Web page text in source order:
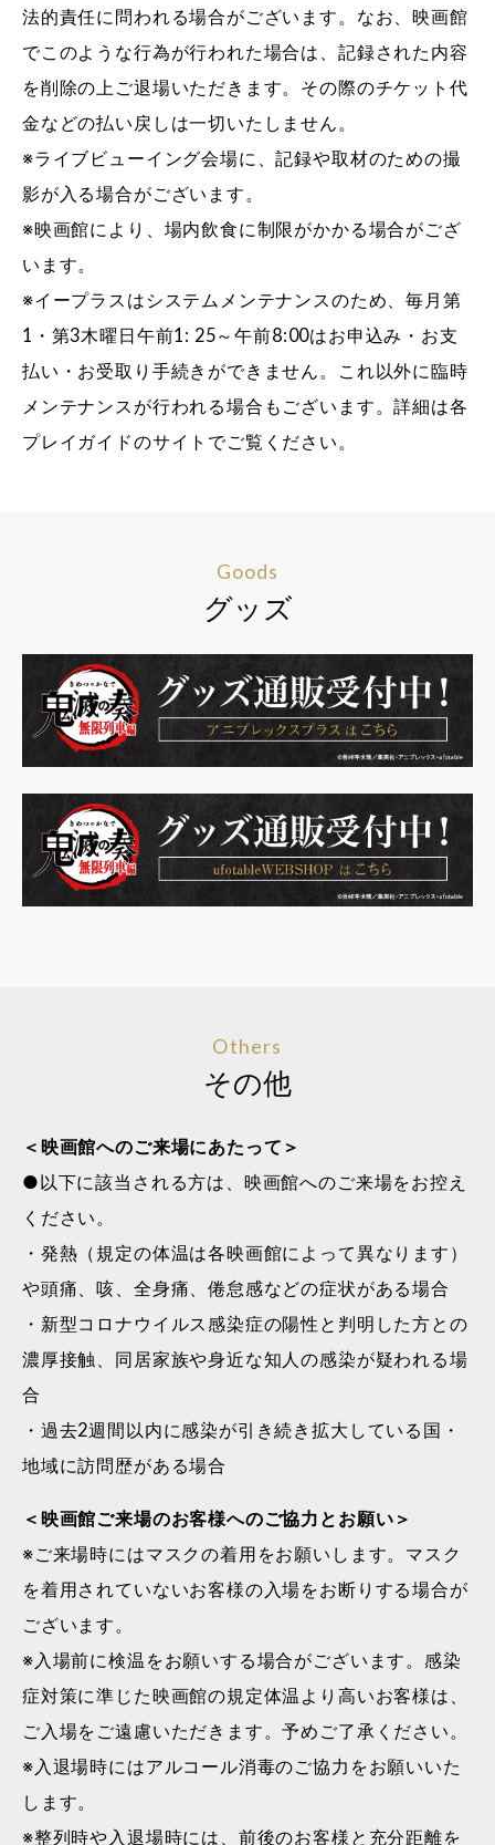
法的責任に問われる場合がございます。なお、映画館
でこのような行為が行われた場合は、記録された内容
を削除の上ご退場いただきます。その際のチケット代
金などの払い戻しは一切いたしません。
※ライブビューイング会場に、記録や取材のための撮
影が入る場合がございます。
※映画館により、場内飲食に制限がかかる場合がござ
います。
※イープラスはシステムメンテナンスのため、毎月第
1・第3木曜日午前1: 25～午前8:00はお申込み・お支
払い・お受取り手続きができません。これ以外に臨時
メンテナンスが行われる場合もございます。詳細は各
プレイガイドのサイトでご覧ください。
Goods
グッズ
Others
その他
＜映画館へのご来場にあたって＞
●以下に該当される方は、映画館へのご来場をお控え
ください。
・発熱（規定の体温は各映画館によって異なります）
や頭痛、咳、全身痛、倦怠感などの症状がある場合
・新型コロナウイルス感染症の陽性と判明した方との
濃厚接触、同居家族や身近な知人の感染が疑われる場
合
・過去2週間以内に感染が引き続き拡大している国・
地域に訪問歴がある場合
＜映画館ご来場のお客様へのご協力とお願い＞
※ご来場時にはマスクの着用をお願いします。マスク
を着用されていないお客様の入場をお断りする場合が
ございます。
※入場前に検温をお願いする場合がございます。感染
症対策に準じた映画館の規定体温より高いお客様は、
ご入場をご遠慮いただきます。予めご了承ください。
※入退場時にはアルコール消毒のご協力をお願いいた
します。
※整列時や入退場時には、前後のお客様と充分距離を